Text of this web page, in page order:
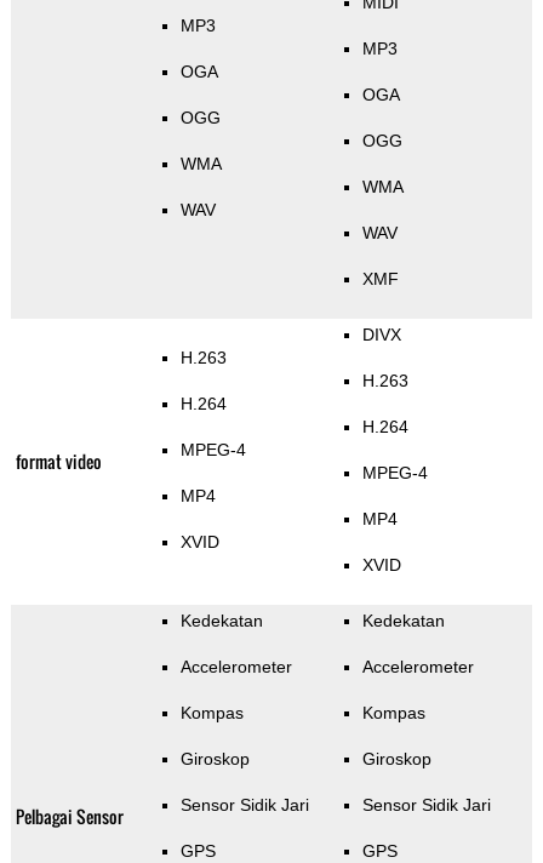
MP3
OGA
OGG
WMA
WAV
MP3
OGA
OGG
WMA
WAV
XMF
format video
H.263
H.264
MPEG-4
MP4
XVID
DIVX
H.263
H.264
MPEG-4
MP4
XVID
Pelbagai Sensor
Kedekatan
Accelerometer
Kompas
Giroskop
Sensor Sidik Jari
GPS
Kedekatan
Accelerometer
Kompas
Giroskop
Sensor Sidik Jari
GPS